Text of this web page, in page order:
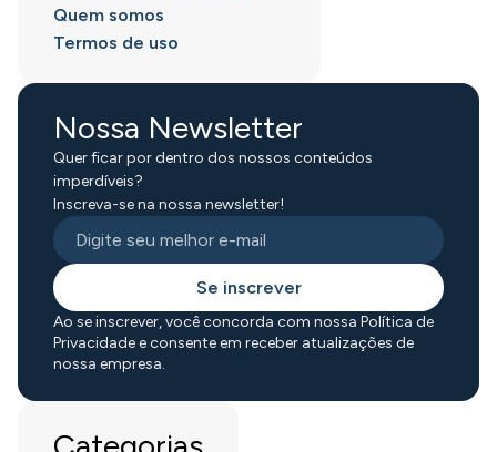
Quem somos
Termos de uso
Nossa Newsletter
Quer ficar por dentro dos nossos conteúdos
imperdíveis?
Inscreva-se na nossa newsletter!
Se inscrever
Ao se inscrever, você concorda com nossa Política de
Privacidade e consente em receber atualizações de
nossa empresa.